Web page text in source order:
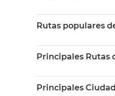
Rutas populares
Principales Rutas
Principales